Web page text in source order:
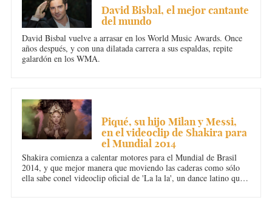
David Bisbal, el mejor cantante
del mundo
David Bisbal vuelve a arrasar en los World Music Awards. Once
años después, y con una dilatada carrera a sus espaldas, repite
galardón en los WMA.
Piqué, su hijo Milan y Messi,
en el videoclip de Shakira para
el Mundial 2014
Shakira comienza a calentar motores para el Mundial de Brasil
2014, y que mejor manera que moviendo las caderas como sólo
ella sabe conel videoclip oficial de 'La la la', un dance latino que